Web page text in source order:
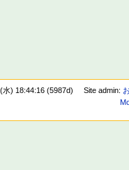
) 18:44:16 (5987d) Site admin: